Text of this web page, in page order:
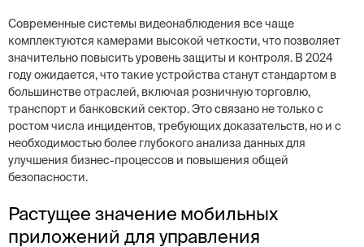
Современные системы видеонаблюдения все чаще
комплектуются камерами высокой четкости, что позволяет
значительно повысить уровень защиты и контроля. В 2024
году ожидается, что такие устройства станут стандартом в
большинстве отраслей, включая розничную торговлю,
транспорт и банковский сектор. Это связано не только с
ростом числа инцидентов, требующих доказательств, но и с
необходимостью более глубокого анализа данных для
улучшения бизнес-процессов и повышения общей
безопасности.
Растущее значение мобильных
приложений для управления